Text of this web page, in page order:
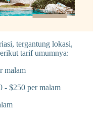
tergantung lokasi,
tarif umumnya:
malam
- $250 per malam